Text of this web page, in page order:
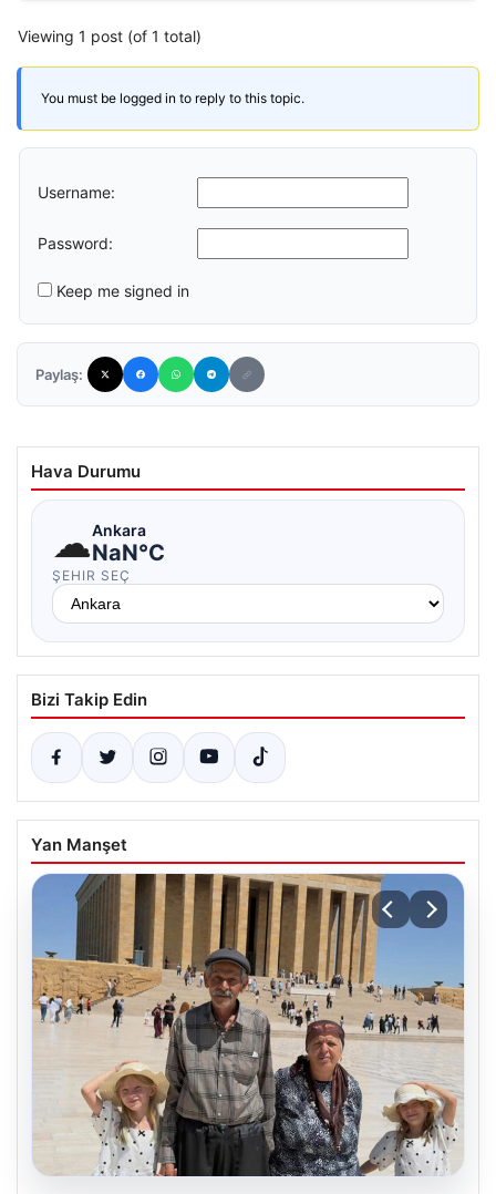
Viewing 1 post (of 1 total)
You must be logged in to reply to this topic.
Username:
Password:
Keep me signed in
Paylaş:
Hava Durumu
☁Ankara
NaN°C
ŞEHIR SEÇ
Bizi Takip Edin
Yan Manşet